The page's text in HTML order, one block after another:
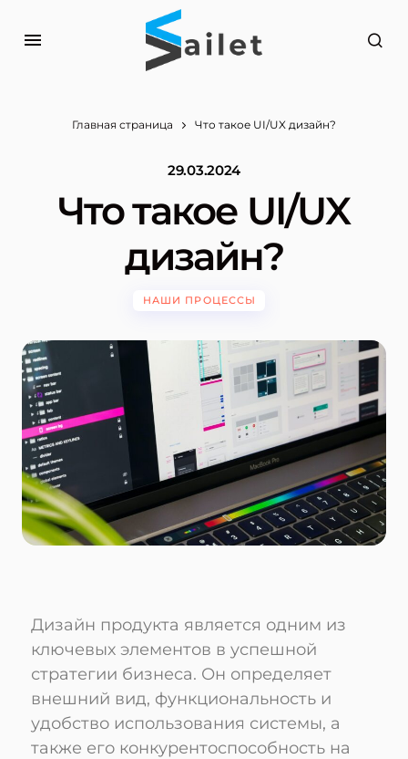
Главная страница Что такое UI/UX дизайн?
29.03.2024
Что такое UI/UX
дизайн?
НАШИ ПРОЦЕССЫ
Дизайн продукта является одним из
ключевых элементов в успешной
стратегии бизнеса. Он определяет
внешний вид, функциональность и
удобство использования системы, а
также его конкурентоспособность на